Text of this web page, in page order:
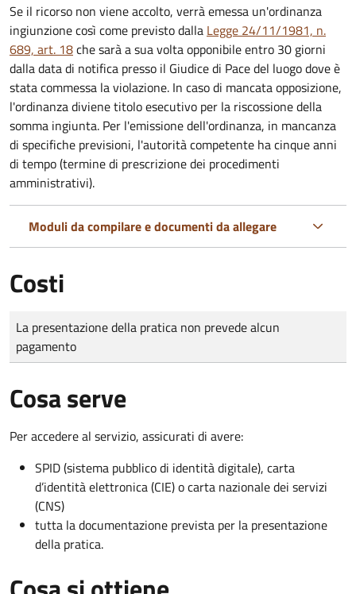
Se il ricorso non viene accolto, verrà emessa un'ordinanza
ingiunzione così come previsto dalla Legge 24/11/1981, n.
689, art. 18che sarà a sua volta opponibile entro 30 giorni
dalla data di notifica presso il Giudice di Pace del luogo dove è
stata commessa la violazione. In caso di mancata opposizione,
l'ordinanza diviene titolo esecutivo per la riscossione della
somma ingiunta. Per l'emissione dell'ordinanza, in mancanza
di specifiche previsioni, l'autorità competente ha cinque anni
di tempo (termine di prescrizione dei procedimenti
amministrativi).
Moduli da compilare e documenti da allegare
Costi
Tipo di pagamento
Importo
La presentazione della pratica non prevede alcun
pagamento
Cosa serve
Per accedere al servizio, assicurati di avere:
SPID (sistema pubblico di identità digitale), carta
d’identità elettronica (CIE) o carta nazionale dei servizi
(CNS)
tutta la documentazione prevista per la presentazione
della pratica.